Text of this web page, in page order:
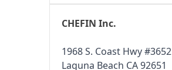
CHEFIN Inc.
1968 S. Coast Hwy #3652
Laguna Beach CA 92651